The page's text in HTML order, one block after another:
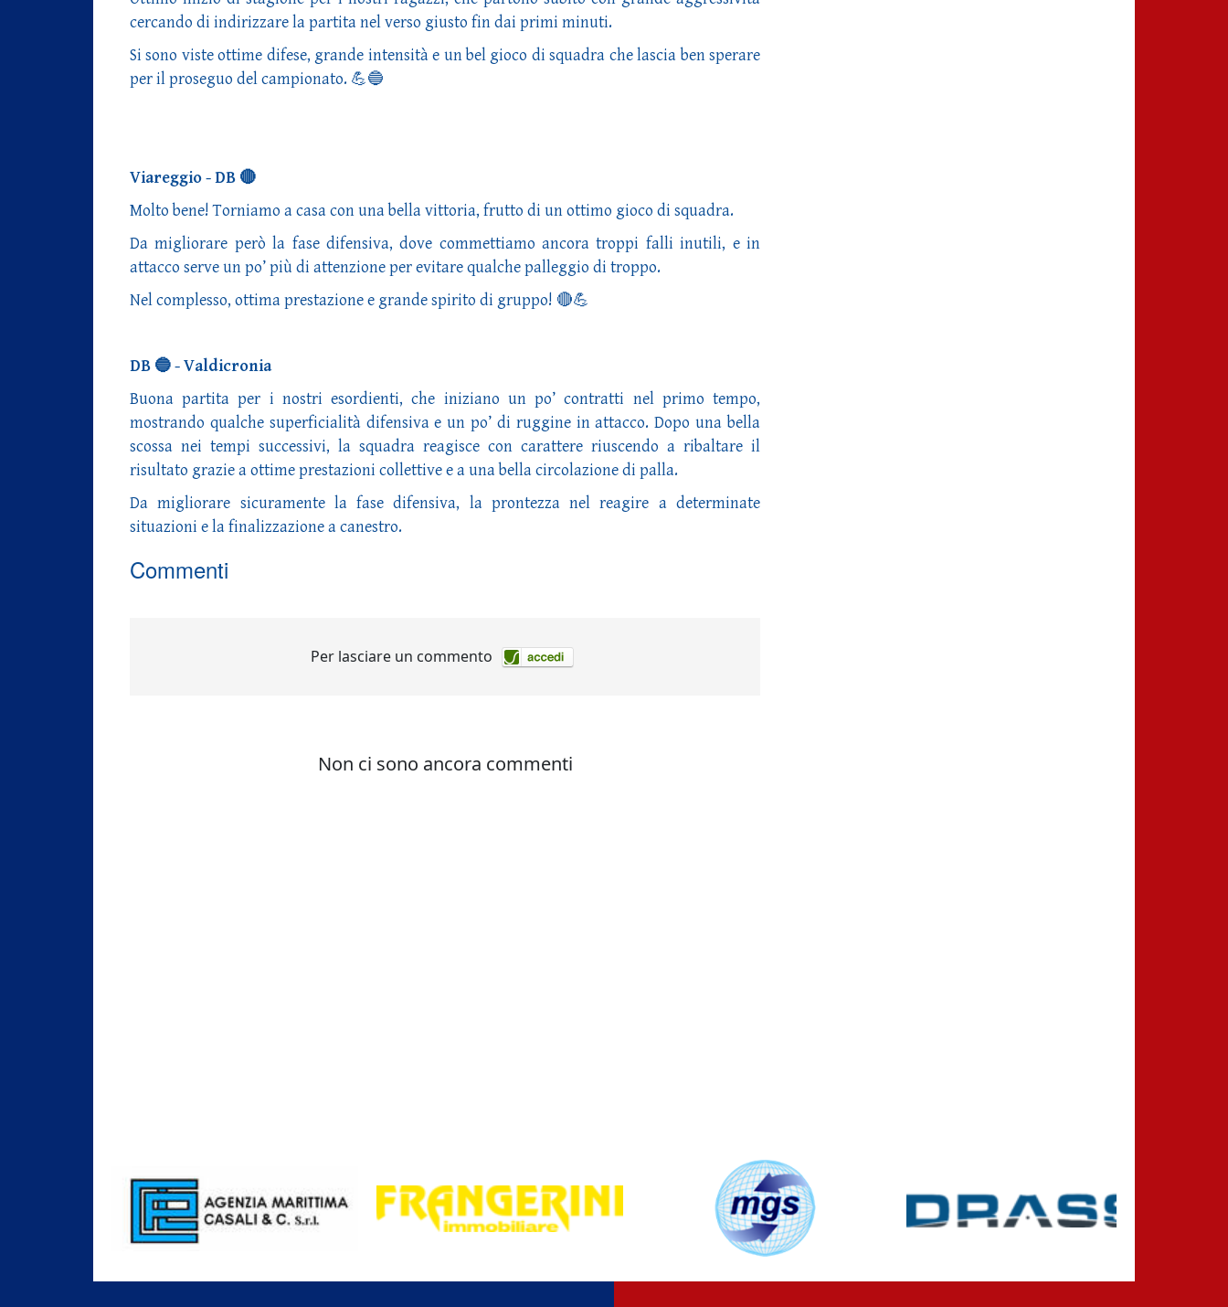
cercando di indirizzare la partita nel verso giusto fin dai primi minuti.
Si sono viste ottime difese, grande intensità e un bel gioco di squadra che lascia ben sperare
per il proseguo del campionato. 💪🔵
Viareggio - DB 🔴
Molto bene! Torniamo a casa con una bella vittoria, frutto di un ottimo gioco di squadra.
Da migliorare però la fase difensiva, dove commettiamo ancora troppi falli inutili, e in
attacco serve un po’ più di attenzione per evitare qualche palleggio di troppo.
Nel complesso, ottima prestazione e grande spirito di gruppo! 🔴💪
DB 🔵 - Valdicronia
Buona partita per i nostri esordienti, che iniziano un po’ contratti nel primo tempo,
mostrando qualche superficialità difensiva e un po’ di ruggine in attacco. Dopo una bella
scossa nei tempi successivi, la squadra reagisce con carattere riuscendo a ribaltare il
risultato grazie a ottime prestazioni collettive e a una bella circolazione di palla.
Da migliorare sicuramente la fase difensiva, la prontezza nel reagire a determinate
situazioni e la finalizzazione a canestro.
Commenti